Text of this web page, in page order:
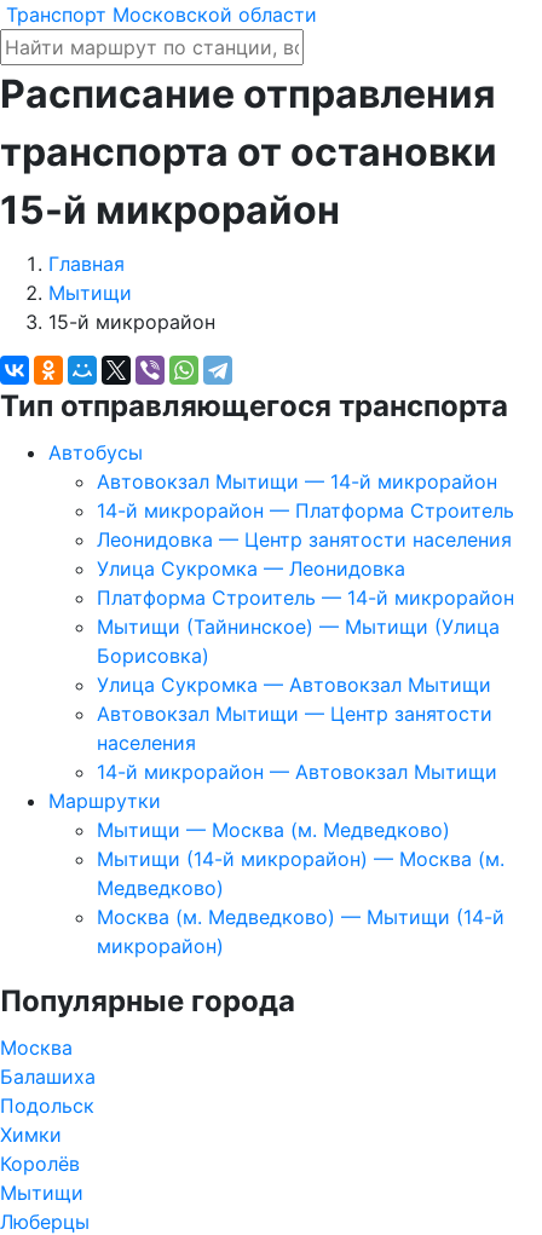
Транспорт Московской области
Расписание отправления
транспорта от остановки
15-й микрорайон
Главная
Мытищи
15-й микрорайон
Тип отправляющегося транспорта
Автобусы
Автовокзал Мытищи — 14-й микрорайон
14-й микрорайон — Платформа Строитель
Леонидовка — Центр занятости населения
Улица Сукромка — Леонидовка
Платформа Строитель — 14-й микрорайон
Мытищи (Тайнинское) — Мытищи (Улица
Борисовка)
Улица Сукромка — Автовокзал Мытищи
Автовокзал Мытищи — Центр занятости
населения
14-й микрорайон — Автовокзал Мытищи
Маршрутки
Мытищи — Москва (м. Медведково)
Мытищи (14-й микрорайон) — Москва (м.
Медведково)
Москва (м. Медведково) — Мытищи (14-й
микрорайон)
Популярные города
Москва
Балашиха
Подольск
Химки
Королёв
Мытищи
Люберцы